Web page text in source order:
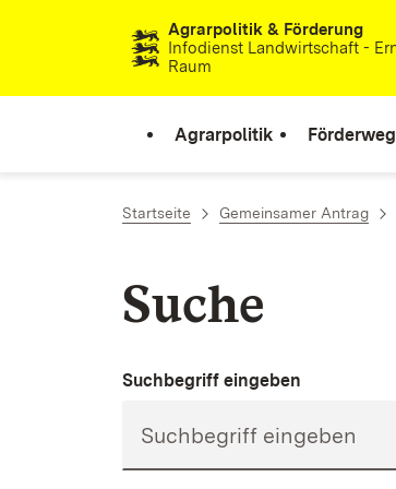
Zum Inhalt springenAgrarpolitik & Förderung
Infodienst Landwirtschaft -
Raum
Agrarpolitik
Startseite Gemeinsamer Antrag
Suche
Suchbegriff eingeben